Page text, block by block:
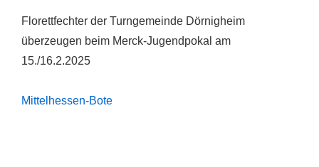
Florettfechter der Turngemeinde Dörnigheim
überzeugen beim Merck-Jugendpokal am
15./16.2.2025
Mittelhessen-Bote